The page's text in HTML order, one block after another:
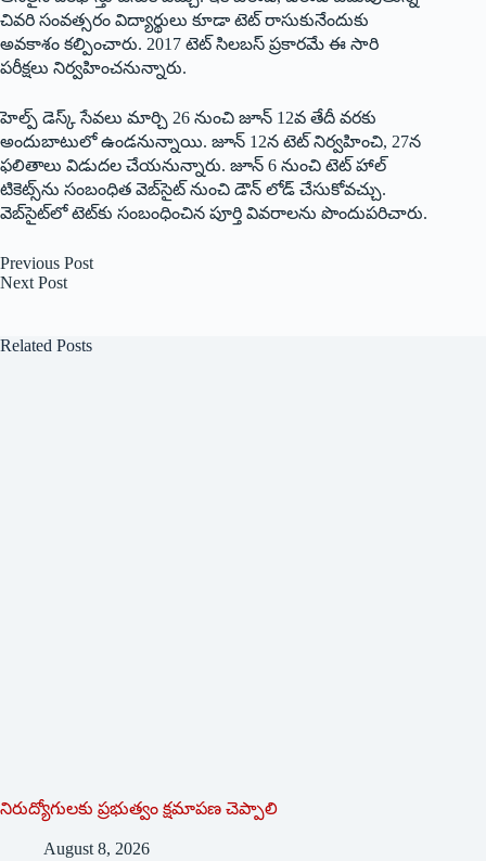
చివరి సంవత్సరం విద్యార్థులు కూడా టెట్‌ ‌రాసుకునేందుకు
అవకాశం కల్పించారు. 2017 టెట్‌ ‌సిలబస్‌ ‌ప్రకారమే ఈ సారి
పరీక్షలు నిర్వహించనున్నారు.
హెల్ప్ ‌డెస్క్ ‌సేవలు మార్చి 26 నుంచి జూన్‌ 12‌వ తేదీ వరకు
అందుబాటులో ఉండనున్నాయి. జూన్‌ 12‌న టెట్‌ ‌నిర్వహించి, 27న
ఫలితాలు విడుదల చేయనున్నారు. జూన్‌ 6 ‌నుంచి టెట్‌ ‌హాల్‌
‌టికెట్స్‌ను సంబంధిత వెబ్‌సైట్‌ ‌నుంచి డౌన్‌ ‌లోడ్‌ ‌చేసుకోవచ్చు.
వెబ్‌సైట్‌లో టెట్‌కు సంబంధించిన పూర్తి వివరాలను పొందుపరిచారు.
Previous Post
Next Post
Related Posts
నిరుద్యోగులకు ప్రభుత్వం క్షమాపణ చెప్పాలి
August 8, 2026